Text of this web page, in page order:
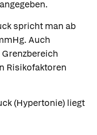
spricht man ab
Auch
Risikofaktoren
(Hypertonie) liegt